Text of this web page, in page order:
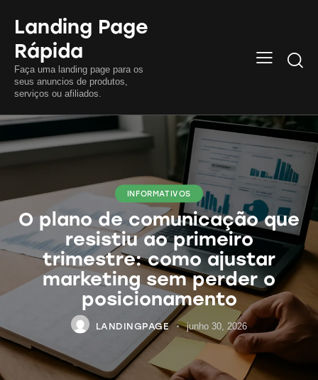
Landing Page
Rápida
Faça uma landing page para os
seus anuncios de produtos,
serviços ou afiliados.
INFORMATIVOS
O plano de comunicação que
resistiu ao primeiro
trimestre: como ajustar
marketing sem perder o
posicionamento
LANDINGPAGE junho 30, 2026